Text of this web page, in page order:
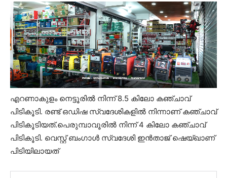
എറണാകുളം നെട്ടൂരിൽ നിന്ന് 8.5 കിലോ കഞ്ചാവ്
പിടികൂടി. രണ്ട് ഒഡിഷ സ്വദേശികളിൽ നിന്നാണ് കഞ്ചാവ്
പിടികൂടിയത്.പെരുമ്പാവൂരിൽ നിന്ന് 4 കിലോ കഞ്ചാവ്
പിടികൂടി. വെസ്റ്റ് ബംഗാൾ സ്വദേശി ഇൻതാജ് ഷെയ്ഖാണ്
പിടിയിലായത്